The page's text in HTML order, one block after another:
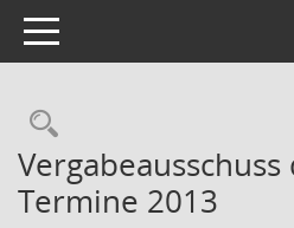
Toggle navigation
Rechercheauswahl
Vergabeausschuss
Termine 2013